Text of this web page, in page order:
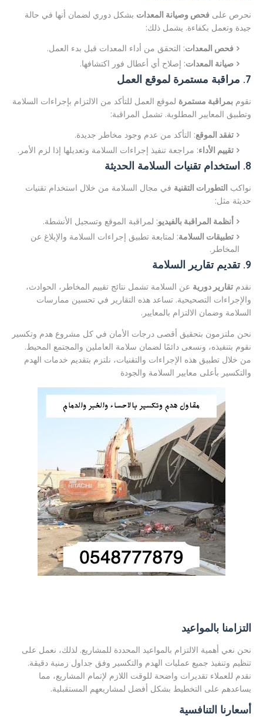
نحرص على فحص وصيانة المعدات بشكل دوري لضمان أنها في حالة
جيدة وتعمل بكفاءة. يشمل ذلك:
فحص المعدات: التحقق من أداء المعدات قبل بدء العمل.
صيانة المعدات: إصلاح أي أعطال فور اكتشافها.
7. مراقبة مستمرة لموقع العمل
نقوم بمراقبة مستمرة لموقع العمل للتأكد من الالتزام بإجراءات السلامة
وتطبيق المعايير المطلوبة. تشمل المراقبة:
تفقد الموقع: التأكد من عدم وجود مخاطر جديدة.
تقييم الأداء: مراجعة تنفيذ إجراءات السلامة وتعديلها إذا لزم الأمر.
8. استخدام تقنيات السلامة الحديثة
نواكب التطورات التقنية في مجال السلامة من خلال استخدام تقنيات
حديثة مثل:
أنظمة المراقبة بالفيديو: لمراقبة الموقع وتسجيل الأنشطة.
تطبيقات السلامة: لمتابعة تطبيق إجراءات السلامة والإبلاغ عن
المخاطر.
9. تقديم تقارير السلامة
نقدم تقارير دورية عن السلامة تشمل نتائج تقييم المخاطر، الحوادث،
والإجراءات التصحيحية. تساعد هذه التقارير في تحسين ممارسات
السلامة وضمان الالتزام بالمعايير.
نحن ملتزمون بتحقيق أقصى درجات الأمان في كل مشروع هدم وتكسير
نقوم بتنفيذه، ونسعى دائمًا لضمان سلامة العاملين والمجتمع المحيط.
من خلال تطبيق هذه الإجراءات والتقنيات، نلتزم بتقديم خدمات الهدم
والتكسير بأعلى معايير السلامة والجودة
التزامنا بالمواعيد
نحن نعي أهمية الالتزام بالمواعيد المحددة للمشاريع. لذلك، نعمل على
تنظيم وتنفيذ جميع عمليات الهدم والتكسير وفق جداول زمنية دقيقة.
نقدم للعملاء تقديرات واضحة للوقت اللازم لإتمام المشاريع، مما
يساعدهم على التخطيط بشكل أفضل لمشاريعهم المستقبلية.
أسعارنا التنافسية